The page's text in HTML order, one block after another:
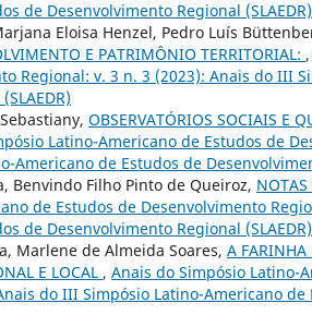
de Desenvolvimento Regional (SLAEDR)
Eloisa Henzel, Pedro Luís
E PATRIMÔNIO TERRITORIAL: ,
Regional: v. 3 n. 3 (2023): Anais do III
OBSERVATÓRIOS SOCIAIS E
Latino-Americano de Estudos de
Americano de Estudos de
Benvindo Filho Pinto de Queiroz, NOTAS
de Estudos de Desenvolvimento
de Desenvolvimento Regional (SLAEDR)
Marlene de Almeida Soares, A FARINHA
E LOCAL , Anais do Simpósio Latino-
do III Simpósio Latino-Americano